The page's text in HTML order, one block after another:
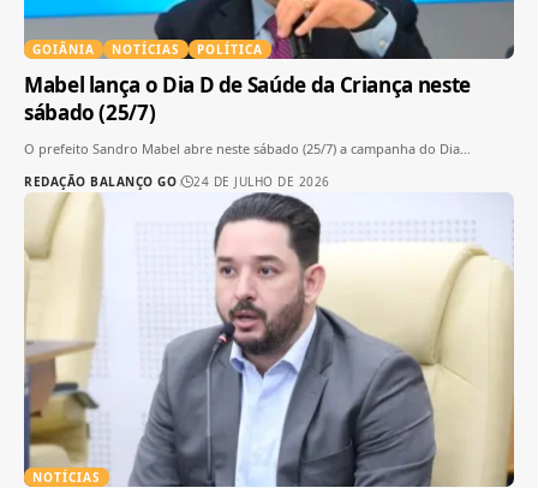
GOIÂNIA NOTÍCIAS POLÍTICA
Mabel lança o Dia D de Saúde da Criança neste
sábado (25/7)
O prefeito Sandro Mabel abre neste sábado (25/7) a campanha do Dia…
REDAÇÃO BALANÇO GO 24 DE JULHO DE 2026
NOTÍCIAS